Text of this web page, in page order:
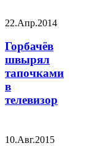
22.Апр.2014
Горбачёв
швырял
тапочками
в
телевизор
10.Авг.2015